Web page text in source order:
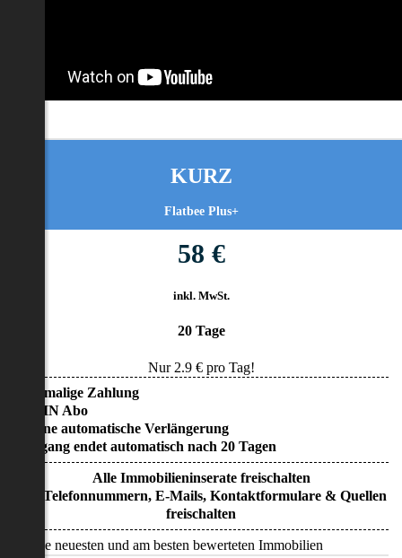
KURZ
Flatbee Plus+
58 €
inkl. MwSt.
20 Tage
Nur 2.9€ pro Tag!
• Einmalige Zahlung
• KEIN Abo
• Keine automatische Verlängerung
• Zugang endet automatisch nach 20 Tagen
Alle Immobilieninserate freischalten
Alle Telefonnummern, E-Mails, Kontaktformulare & Quellen
freischalten
Alle neuesten und am besten bewerteten Immobilien